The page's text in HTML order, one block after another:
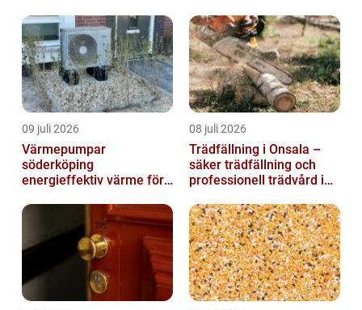
09 juli 2026
Värmepumpar
söderköping
energieffektiv värme för
08 juli 2026
Trädfällning i Onsala –
säker trädfällning och
professionell trädvård i